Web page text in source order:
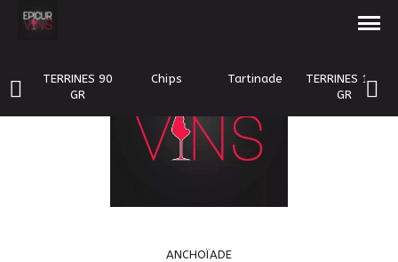
TERRINES 90
GR
Chips Tartinade
TERRINES 170
GR
ANCHOÏADE